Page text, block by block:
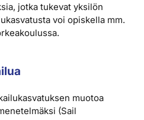
jotka tukevat yksilön
voi opiskella mm.
muotoa
(Sail